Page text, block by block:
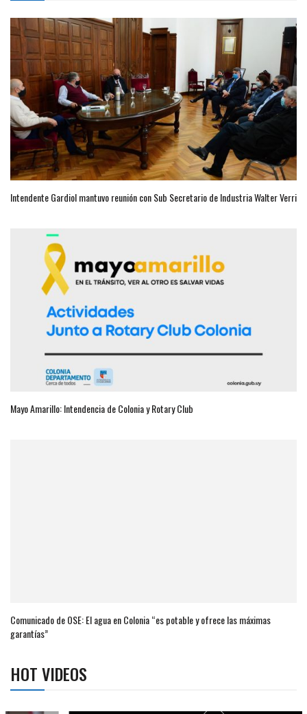
Intendente Gardiol mantuvo reunión con Sub Secretario de Industria Walter Verri
Mayo Amarillo: Intendencia de Colonia y Rotary Club
Comunicado de OSE: El agua en Colonia “es potable y ofrece las máximas
garantías”
HOT VIDEOS